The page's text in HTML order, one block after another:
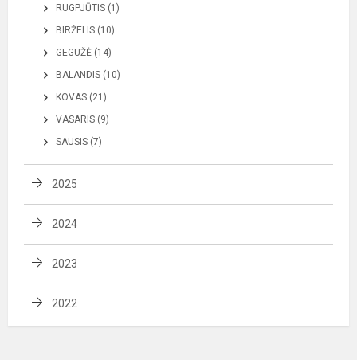
RUGPJŪTIS (1)
BIRŽELIS (10)
GEGUŽĖ (14)
BALANDIS (10)
KOVAS (21)
VASARIS (9)
SAUSIS (7)
2025
2024
2023
2022